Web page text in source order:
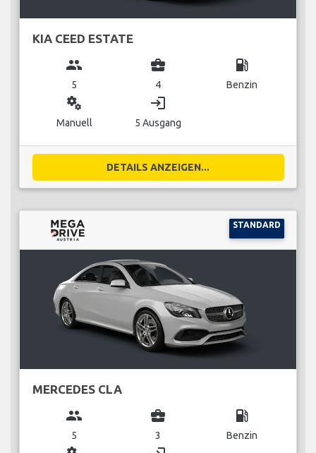
KIA CEED ESTATE
group
5
business_center
4
local_gas_station
Benzin
miscellaneous_services
Manuell
login
5 Ausgang
DETAILS ANZEIGEN...
STANDARD
MERCEDES CLA
group
5
business_center
3
local_gas_station
Benzin